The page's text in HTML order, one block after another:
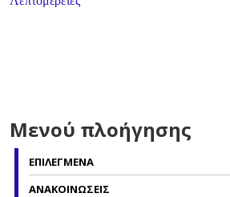
Μενού πλοήγησης
ΕΠΙΛΕΓΜΕΝΑ
ΑΝΑΚΟΙΝΩΣΕΙΣ